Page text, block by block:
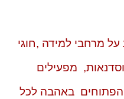
מרחבי למידה ,חוגי
מפעילים
הפתוחים באהבה לכל